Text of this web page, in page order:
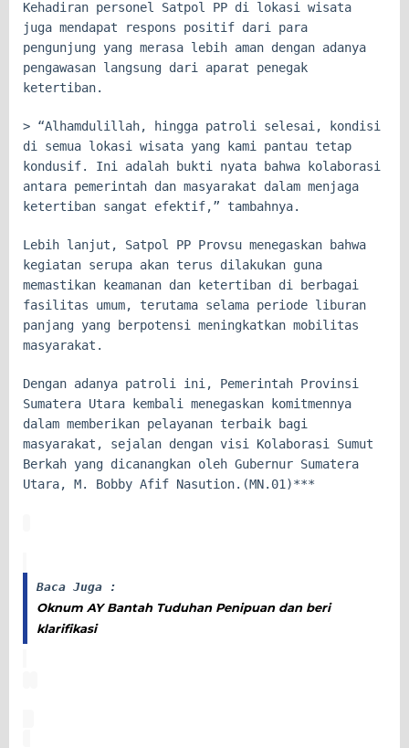
Kehadiran personel Satpol PP di lokasi wisata
juga mendapat respons positif dari para
pengunjung yang merasa lebih aman dengan adanya
pengawasan langsung dari aparat penegak
ketertiban.
> “Alhamdulillah, hingga patroli selesai, kondisi
di semua lokasi wisata yang kami pantau tetap
kondusif. Ini adalah bukti nyata bahwa kolaborasi
antara pemerintah dan masyarakat dalam menjaga
ketertiban sangat efektif,” tambahnya.
Lebih lanjut, Satpol PP Provsu menegaskan bahwa
kegiatan serupa akan terus dilakukan guna
memastikan keamanan dan ketertiban di berbagai
fasilitas umum, terutama selama periode liburan
panjang yang berpotensi meningkatkan mobilitas
masyarakat.
Dengan adanya patroli ini, Pemerintah Provinsi
Sumatera Utara kembali menegaskan komitmennya
dalam memberikan pelayanan terbaik bagi
masyarakat, sejalan dengan visi Kolaborasi Sumut
Berkah yang dicanangkan oleh Gubernur Sumatera
Utara, M. Bobby Afif Nasution.(MN.01)***
Baca Juga :
Oknum AY Bantah Tuduhan Penipuan dan beri
klarifikasi